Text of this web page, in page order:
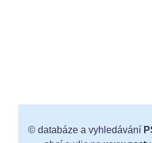
© databáze a vyhledávání